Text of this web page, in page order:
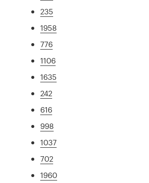
235
1958
776
1106
1635
242
616
998
1037
702
1960